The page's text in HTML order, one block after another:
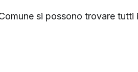
si possono trovare